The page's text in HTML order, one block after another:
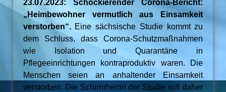
23.07.2023: Schockierender Corona-Bericht:
„Heimbewohner vermutlich aus Einsamkeit
verstorben“. Eine sächsische Studie kommt zu
dem Schluss, dass Corona-Schutzmaßnahmen
wie Isolation und Quarantäne in
Pflegeeinrichtungen kontraproduktiv waren. Die
Menschen seien an anhaltender Einsamkeit
verstorben. Die Schirmherrin der Studie will daher